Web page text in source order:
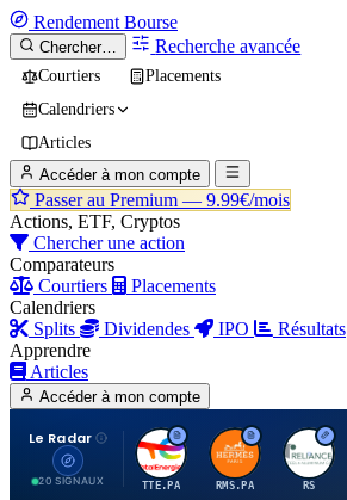
Rendement Bourse
Chercher… Recherche avancée
Courtiers
Placements
Calendriers
Articles
Accéder à mon compte
Passer au Premium — 9.99€/mois
Actions, ETF, Cryptos
Chercher une action
Comparateurs
Courtiers
Placements
Calendriers
Splits
Dividendes IPO
Résultats
Apprendre
Articles
Accéder à mon compte
Le Radar
20 SIGNAUX
T
TTE.PA
H
RMS.PA
R
RS